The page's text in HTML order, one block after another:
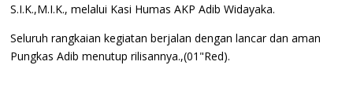
S.I.K.,M.I.K., melalui Kasi Humas AKP Adib Widayaka.
Seluruh rangkaian kegiatan berjalan dengan lancar dan aman
Pungkas Adib menutup rilisannya.,(01"Red).